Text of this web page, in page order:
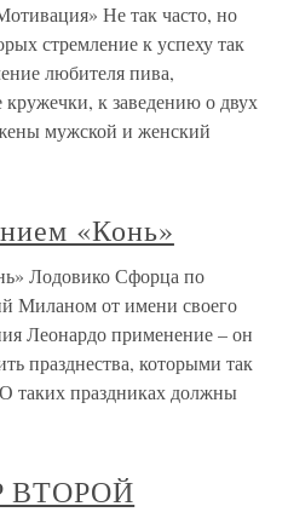
Не так часто, но
стремление к успеху так
любителя пива,
к заведению о двух
мужской и женский
«Конь»
Лодовико Сфорца по
Миланом от имени своего
Леонардо применение – он
празднества, которыми так
таких праздниках должны
ВТОРОЙ